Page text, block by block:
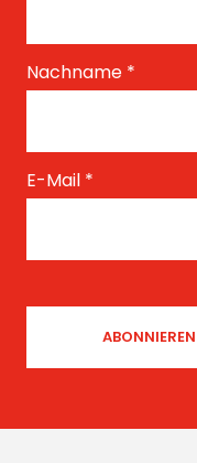
Nachname *
E-Mail *